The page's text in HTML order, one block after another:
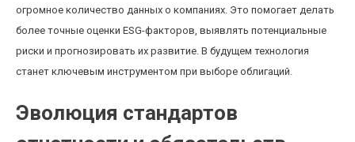
огромное количество данных о компаниях. Это помогает делать
более точные оценки ESG-факторов, выявлять потенциальные
риски и прогнозировать их развитие. В будущем технология
станет ключевым инструментом при выборе облигаций.
Эволюция стандартов